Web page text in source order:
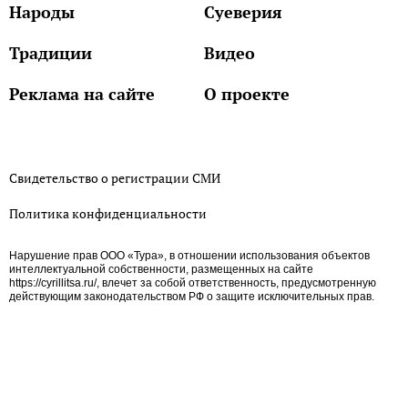
Народы
Суеверия
Традиции
Видео
Реклама на сайте
О проекте
Свидетельство о регистрации СМИ
Политика конфиденциальности
Нарушение прав ООО «Тура», в отношении использования объектов
интеллектуальной собственности, размещенных на сайте
https://cyrillitsa.ru/, влечет за собой ответственность, предусмотренную
действующим законодательством РФ о защите исключительных прав.